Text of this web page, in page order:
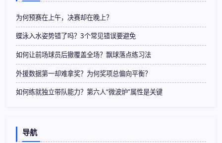
为何预赛在上午，决赛却在晚上？
蝶泳入水姿势错了吗？3个常见错误要避免
如何让前场球员后撤覆盖全场？飘球落点练习法
外援数据第一却难拿奖？为何奖项总偏向平衡？
如何练就独立带队能力？第六人“微波炉”属性是关键
导航